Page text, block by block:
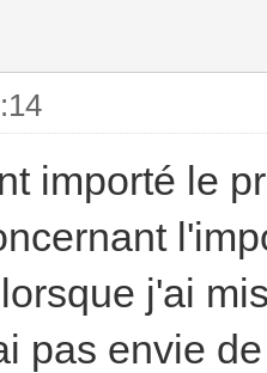
importé le
j'ai
pas envie